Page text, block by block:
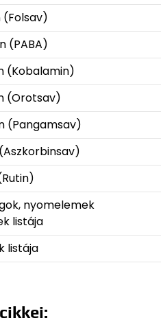
(PABA)
(Kobalamin)
(Orotsav)
(Pangamsav)
nyomelemek
listája
listája